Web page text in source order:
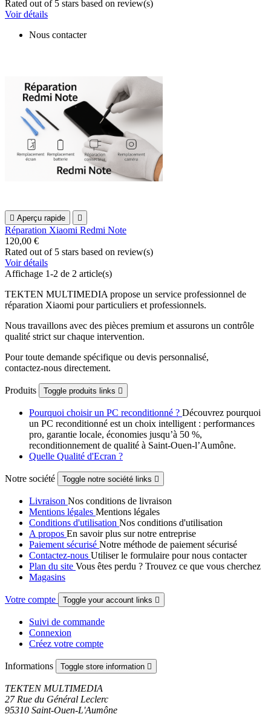
Rated out of 5 stars based on review(s)
Voir détails
Nous contacter
 Aperçu rapide 
Réparation Xiaomi Redmi Note
120,00 €
Rated out of 5 stars based on review(s)
Voir détails
Affichage 1-2 de 2 article(s)
TEKTEN MULTIMEDIA propose un service professionnel de
réparation Xiaomi pour particuliers et professionnels.
Nous travaillons avec des pièces premium et assurons un contrôle
qualité strict sur chaque intervention.
Pour toute demande spécifique ou devis personnalisé,
contactez‑nous directement.
Produits Toggle produits links 
Pourquoi choisir un PC reconditionné ? Découvrez pourquoi
un PC reconditionné est un choix intelligent : performances
pro, garantie locale, économies jusqu’à 50 %,
reconditionnement de qualité à Saint-Ouen-l’Aumône.
Quelle Qualité d'Ecran ?
Notre société Toggle notre société links 
Livraison Nos conditions de livraison
Mentions légales Mentions légales
Conditions d'utilisation Nos conditions d'utilisation
A propos En savoir plus sur notre entreprise
Paiement sécurisé Notre méthode de paiement sécurisé
Contactez-nous Utiliser le formulaire pour nous contacter
Plan du site Vous êtes perdu ? Trouvez ce que vous cherchez
Magasins
Votre compte Toggle your account links 
Suivi de commande
Connexion
Créez votre compte
Informations Toggle store information 
TEKTEN MULTIMEDIA
27 Rue du Général Leclerc
95310 Saint-Ouen-L'Aumône